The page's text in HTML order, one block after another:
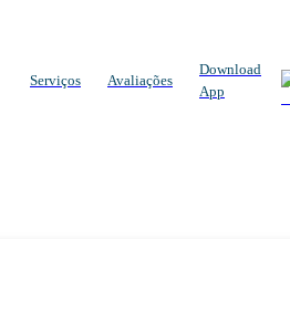
Serviços Avaliações
Download
App